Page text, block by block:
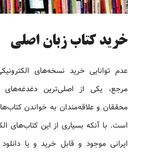
خرید کتاب زبان اصلی
عدم توانایی خرید نسخه‌های
مرجع، یکی از اصلی‌ترین دغدغه‌های
محققان و علاقه‌مندان به خواندن
است. با آنکه بسیاری از این کتاب‌های
ایرانی موجود و قابل خرید و یا